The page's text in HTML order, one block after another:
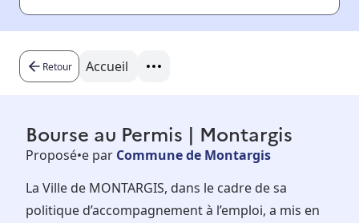
Besoin d'aide ?
Retour Accueil
Bourse au Permis | Montargis
Proposé•e par Commune de Montargis
La Ville de MONTARGIS, dans le cadre de sa
politique d’accompagnement à l’emploi, a mis en